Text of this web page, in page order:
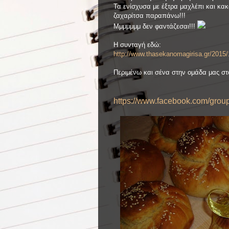
Τα ενίσχυσα με έξτρα μαχλέπι και
ζαχαρίτσα παραπάνω!!!
Μμμμμμμ δεν φαντάζεσαι!!!
Η συνταγή εδώ:
http://www.thasekanomagirisa.gr/
Περιμένω και σένα στην ομάδα μας
https://www.facebook.com/